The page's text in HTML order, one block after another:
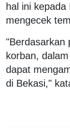
hal ini
mengecek
"Berdasarkan
korban,
dapat
di Bekasi,"